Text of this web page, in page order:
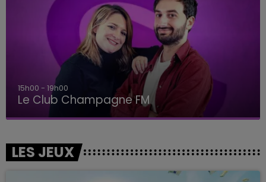
15h00 - 19h00
Le Club Champagne FM
LES JEUX